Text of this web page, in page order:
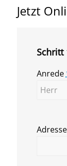
Jetzt
Schritt
Anrede
Adresse